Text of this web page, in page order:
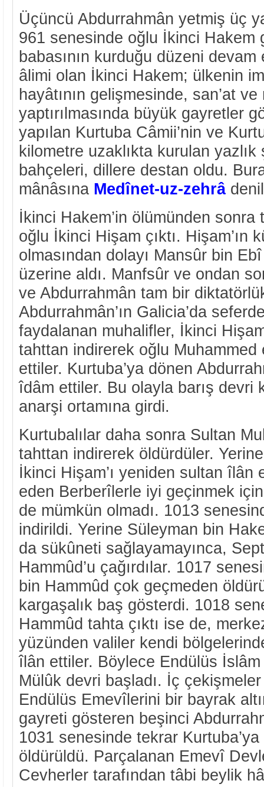
Üçüncü Abdurrahmân yetmiş üç
961 senesinde oğlu İkinci Hakem
babasının kurduğu düzeni devam
âlimi olan İkinci Hakem; ülkenin
hayâtının gelişmesinde, san’at
yaptırılmasında büyük gayretler
yapılan Kurtuba Câmii’nin ve
kilometre uzaklıkta kurulan
bahçeleri, dillere destan oldu.
mânâsına Medînet-uz-zehrâ
İkinci Hakem’in ölümünden sonra
oğlu İkinci Hişam çıktı. Hişam’ın
olmasından dolayı Mansûr bin
üzerine aldı. Manfsûr ve ondan
ve Abdurrahmân tam bir
Abdurrahmân’ın Galicia’da
faydalanan muhalifler, İkinci
tahttan indirerek oğlu Muhammed
ettiler. Kurtuba’ya dönen
îdâm ettiler. Bu olayla barış devri
anarşi ortamına girdi.
Kurtubalılar daha sonra Sultan
tahttan indirerek öldürdüler.
İkinci Hişam’ı yeniden sultan îlân
eden Berberîlerle iyi geçinmek
de mümkün olmadı. 1013
indirildi. Yerine Süleyman bin
da sükûneti sağlayamayınca,
Hammûd’u çağırdılar. 1017
bin Hammûd çok geçmeden
kargaşalık baş gösterdi. 1018
Hammûd tahta çıktı ise de,
yüzünden valiler kendi bölgelerinde
îlân ettiler. Böylece Endülüs
Mülûk devri başladı. İç çekişmeler
Endülüs Emevîlerini bir bayrak
gayreti gösteren beşinci
1031 senesinde tekrar
öldürüldü. Parçalanan Emevî
Cevherler tarafından tâbi beylik